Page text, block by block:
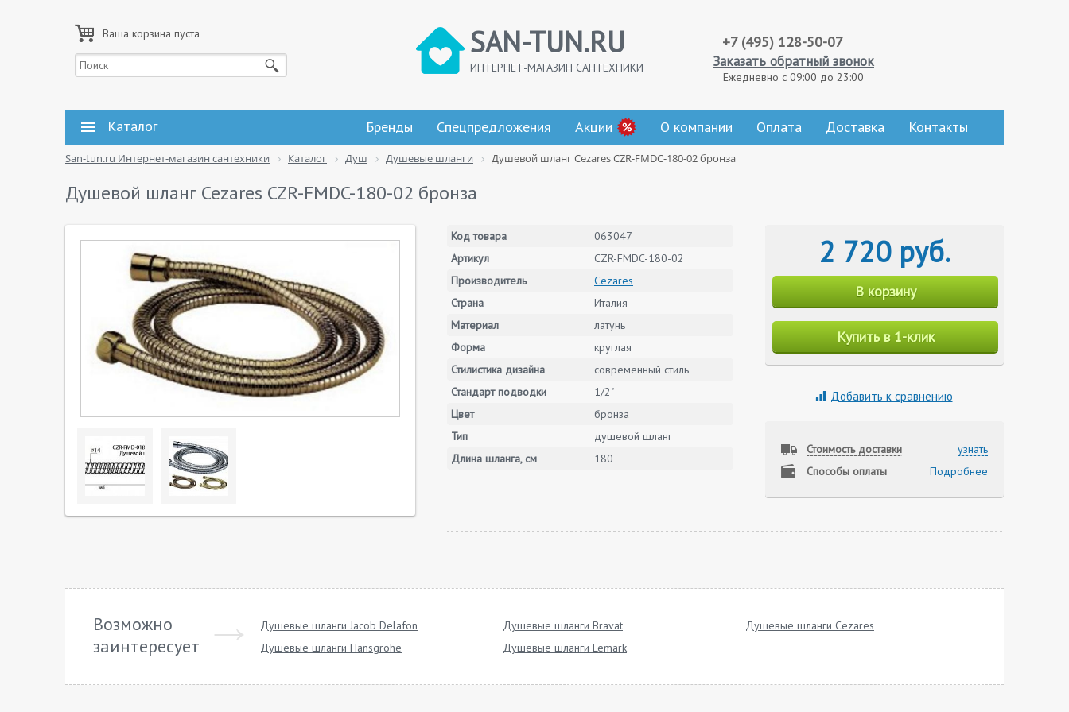
Ваша корзина пуста SAN-TUN.RU
ИНТЕРНЕТ-МАГАЗИН САНТЕХНИКИ
+7 (495) 128-50-07
Заказать обратный звонок
Ежедневно с 09:00 до 23:00
Каталог Бренды Спецпредложения Акции О компании Оплата Доставка Контакты
San-tun.ru Интернет-магазин сантехники Каталог Душ Душевые шланги Душевой шланг Cezares CZR-FMDC-180-02 бронза
Душевой шланг Cezares CZR-FMDC-180-02 бронза
Код товара
063047
Артикул
CZR-FMDC-180-02
Производитель
Cezares
Страна
Италия
Материал
латунь
Форма
круглая
Стилистика дизайна
современный стиль
Стандарт подводки
1/2"
Цвет
бронза
Тип
душевой шланг
Длина шланга, см
180
2 720 руб.
В корзину
Купить в 1-клик
Добавить к сравнению
Стоимость доставки
узнать
Способы оплаты
Подробнее
Возможно
заинтересует
Душевые шланги Jacob Delafon Душевые шланги Bravat
Душевые шланги Cezares
Душевые шланги Hansgrohe
Душевые шланги Lemark